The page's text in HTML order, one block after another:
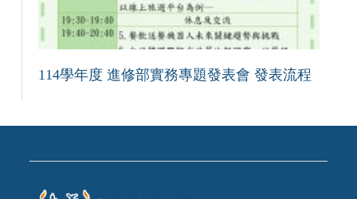
114學年度 進修部實務專題發表會 發表流程